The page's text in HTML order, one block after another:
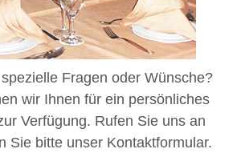
Fragen oder Wünsche?
wir Ihnen für ein persönliches
Verfügung. Rufen Sie uns an
Sie bitte unser Kontaktformular.